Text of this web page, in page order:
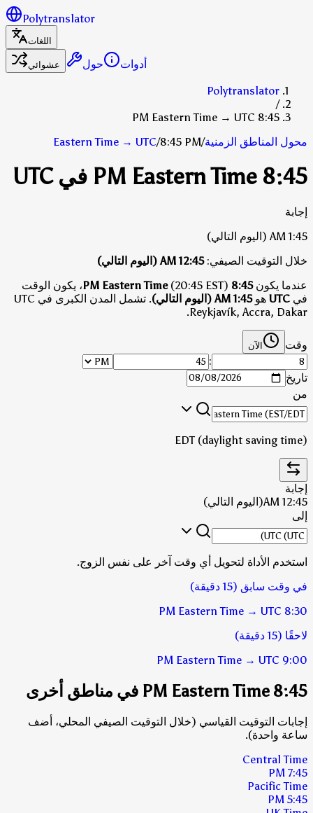
Polytranslator
اللغات
عشوائي
أدوات
حول
Polytranslator
/
8:45 PM Eastern Time → UTC
محول المناطق الزمنية/
Eastern Time → UTC/8:45 PM
8:45 PM Eastern Time في UTC
إجابة
1:45 AM
(اليوم التالي)
خلال التوقيت الصيفي: 12:45 AM
(اليوم التالي)
عندما يكون8:45 PM Eastern Time
(20:45 EST)، يكون الوقت
في UTC هو1:45 AM (اليوم التالي) .
تشمل المدن الكبرى في UTC
Reykjavík, Accra, Dakar.
وقت الآن
:
تاريخ
من
EDT (daylight saving time)
إجابة
12:45 AM
(اليوم التالي)
إلى
استخدم الأداة لتحويل أي وقت آخر على نفس الزوج.
في وقت سابق (15 دقيقة)
8:30 PM
Eastern Time → UTC
لاحقًا (15 دقيقة)
9:00 PM
Eastern Time → UTC
8:45 PM Eastern Time في مناطق أخرى
إجابات التوقيت القياسي (خلال التوقيت الصيفي المحلي، أضف
ساعة واحدة).
Central Time
7:45 PM
Pacific Time
5:45 PM